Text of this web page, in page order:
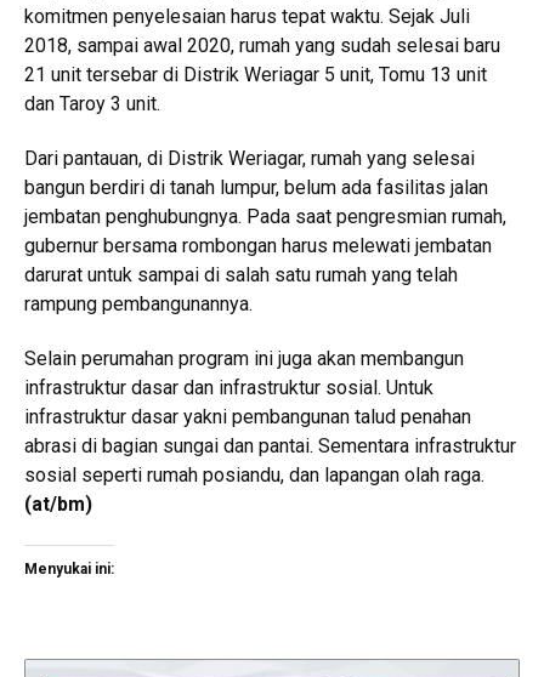
komitmen penyelesaian harus tepat waktu. Sejak Juli
2018, sampai awal 2020, rumah yang sudah selesai baru
21 unit tersebar di Distrik Weriagar 5 unit, Tomu 13 unit
dan Taroy 3 unit.
Dari pantauan, di Distrik Weriagar, rumah yang selesai
bangun berdiri di tanah lumpur, belum ada fasilitas jalan
jembatan penghubungnya. Pada saat pengresmian rumah,
gubernur bersama rombongan harus melewati jembatan
darurat untuk sampai di salah satu rumah yang telah
rampung pembangunannya.
Selain perumahan program ini juga akan membangun
infrastruktur dasar dan infrastruktur sosial. Untuk
infrastruktur dasar yakni pembangunan talud penahan
abrasi di bagian sungai dan pantai. Sementara infrastruktur
sosial seperti rumah posiandu, dan lapangan olah raga.
(at/bm)
Menyukai ini: